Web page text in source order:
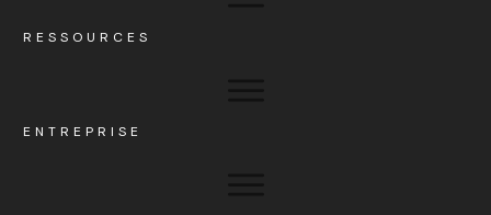
RESSOURCES
ENTREPRISE